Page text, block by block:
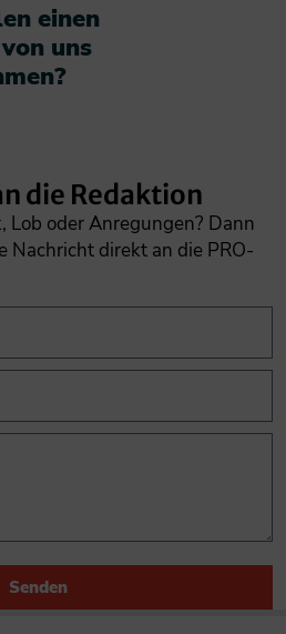
einen
uns
die Redaktion
Lob oder Anregungen? Dann
Nachricht direkt an die PRO-
Senden